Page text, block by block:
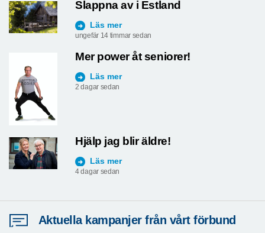
Slappna av i Estland
Läs mer
ungefär 14 timmar sedan
Mer power åt seniorer!
Läs mer
2 dagar sedan
Hjälp jag blir äldre!
Läs mer
4 dagar sedan
Aktuella kampanjer från vårt förbund